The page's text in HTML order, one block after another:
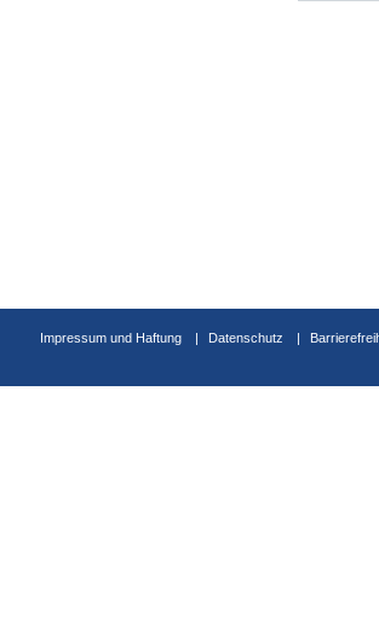
Impressum und Haftung Datenschutz